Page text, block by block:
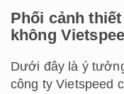
Phối cảnh
không
Dưới đây là ý
công ty Vietspeed